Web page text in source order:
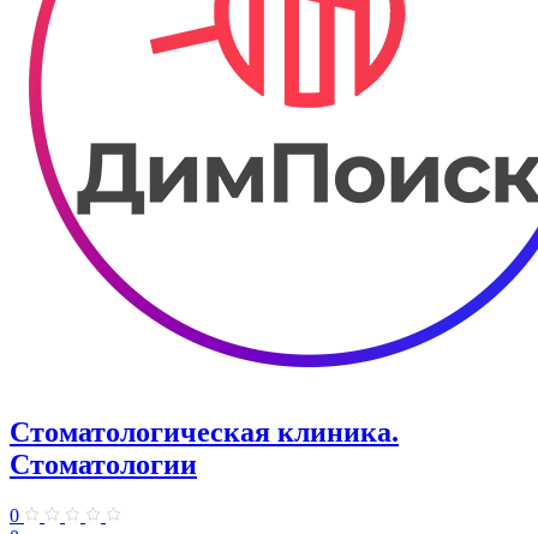
Стоматологическая клиника.
Стоматологии
0